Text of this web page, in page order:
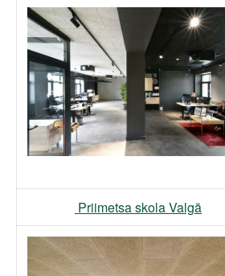
Priimetsa skola Valgā